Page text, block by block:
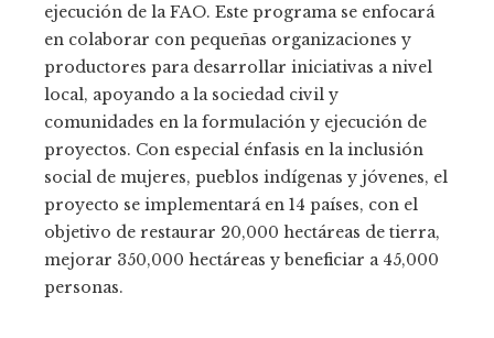
ejecución de la FAO. Este programa se enfocará
en colaborar con pequeñas organizaciones y
productores para desarrollar iniciativas a nivel
local, apoyando a la sociedad civil y
comunidades en la formulación y ejecución de
proyectos. Con especial énfasis en la inclusión
social de mujeres, pueblos indígenas y jóvenes, el
proyecto se implementará en 14 países, con el
objetivo de restaurar 20,000 hectáreas de tierra,
mejorar 350,000 hectáreas y beneficiar a 45,000
personas.